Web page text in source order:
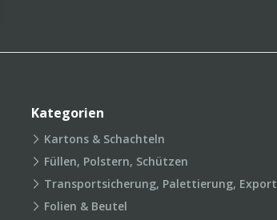
Kategorien
Kartons & Schachteln
Füllen, Polstern, Schützen
Transportsicherung, Palettierung, Export
Folien & Beutel